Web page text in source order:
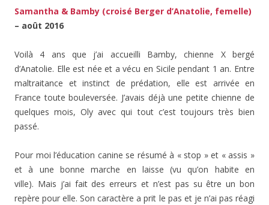
Samantha & Bamby (croisé Berger d’Anatolie, femelle)
– août 2016
Voilà 4 ans que j’ai accueilli Bamby, chienne X bergé
d’Anatolie. Elle est née et a vécu en Sicile pendant 1 an. Entre
maltraitance et instinct de prédation, elle est arrivée en
France toute bouleversée. J’avais déjà une petite chienne de
quelques mois, Oly avec qui tout c’est toujours très bien
passé.
Pour moi l’éducation canine se résumé à « stop » et « assis »
et à une bonne marche en laisse (vu qu’on habite en
ville). Mais j’ai fait des erreurs et n’est pas su être un bon
repère pour elle. Son caractère a prit le pas et je n’ai pas réagi